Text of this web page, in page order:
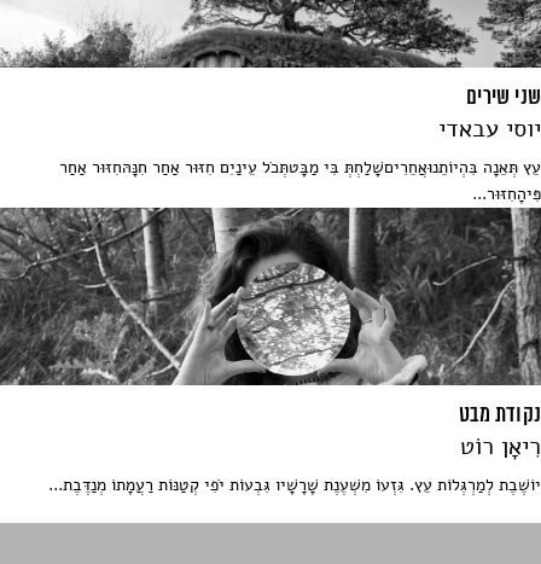
שני שירים
יוסי עבאדי
עֵץ תְּאֵנָה בִּהְיוֹתֵנוּאֲחֵרִיםשָׁלַחְתְּ בִּי מַבָּטתְּכֹל עֵינַיִם חִזּוּר אַחַר חִנָּהּחִזּוּר אַחַר
פִּיהָחִזּוּר...
נקודת מבט
רִיאָן רוֹט
יוֹשֶׁבֶת לְמַרְגְּלוֹת עֵץ. גִּזְעוֹ מִשְׁעֶנֶת שָׁרָשָׁיו גִּבְעוֹת יֹפִי קְטַנּוֹת רַעֲמָתוֹ מְנַדֶּבֶת...